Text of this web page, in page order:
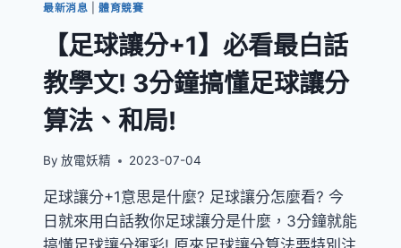
最新消息 |體育競賽
【足球讓分+1】必看最白話
教學文! 3分鐘搞懂足球讓分
算法、和局!
By 放電妖精 2023-07-04
足球讓分+1意思是什麼? 足球讓分怎麼看? 今
日就來用白話教你足球讓分是什麼，3分鐘就能